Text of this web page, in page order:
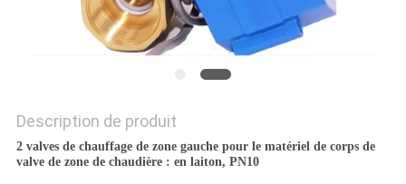
Description de produit
2 valves de chauffage de zone gauche pour le matériel de corps de
valve de zone de chaudière : en laiton, PN10